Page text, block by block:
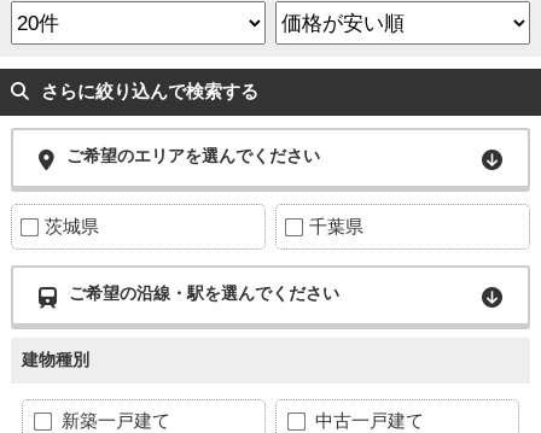
さらに絞り込んで検索する
ご希望のエリアを選んでください
茨城県 千葉県
ご希望の沿線・駅を選んでください
建物種別
新築一戸建て 中古一戸建て